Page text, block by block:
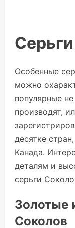
Особенные
можно
популярные
производят,
десятке
Канада.
деталям и
серьги
Золотые
Соколов